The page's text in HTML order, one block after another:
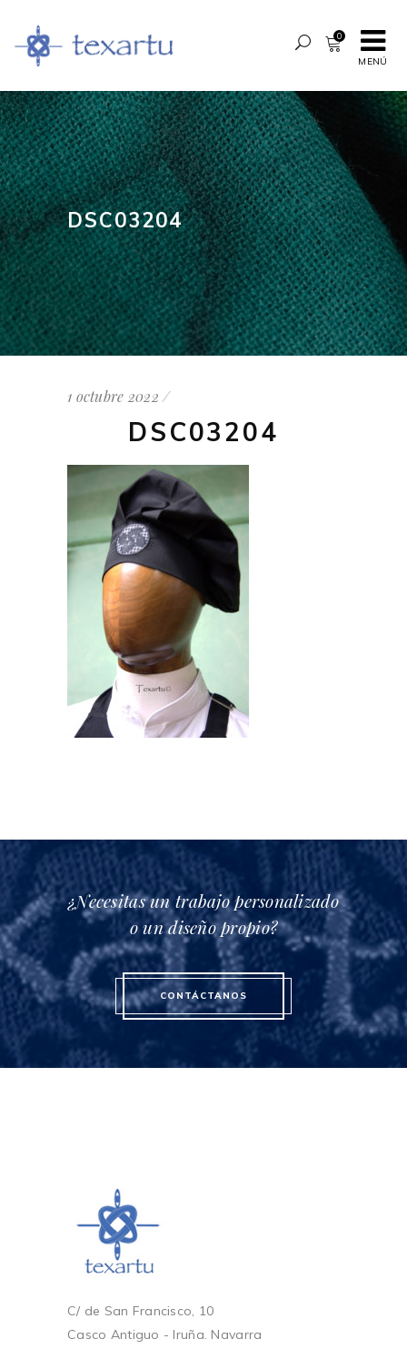
MENÚ
0
DSC03204
1 octubre 2022
DSC03204
¿Necesitas un trabajo personalizado
o un diseño propio?
CONTÁCTANOS
C/ de San Francisco, 10
Casco Antiguo - Iruña. Navarra